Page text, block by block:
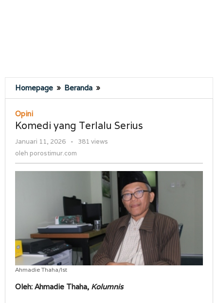
Homepage » Beranda »
yang
Serius
Opini
Komedi yang Terlalu Serius
Januari 11, 2026
oleh
-
381 views
oleh porostimur.com
Ahmadie Thaha/Ist
Oleh: Ahmadie Thaha, Kolumnis